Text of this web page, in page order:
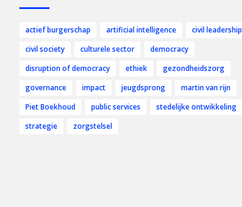
actief burgerschap artificial intelligence
civil leadership
civil society
culturele sector
democracy
disruption of democracy
ethiek
gezondheidszorg
governance
impact jeugdsprong
martin van rijn
Piet Boekhoud
public services
stedelijke ontwikkeling
strategie
zorgstelsel